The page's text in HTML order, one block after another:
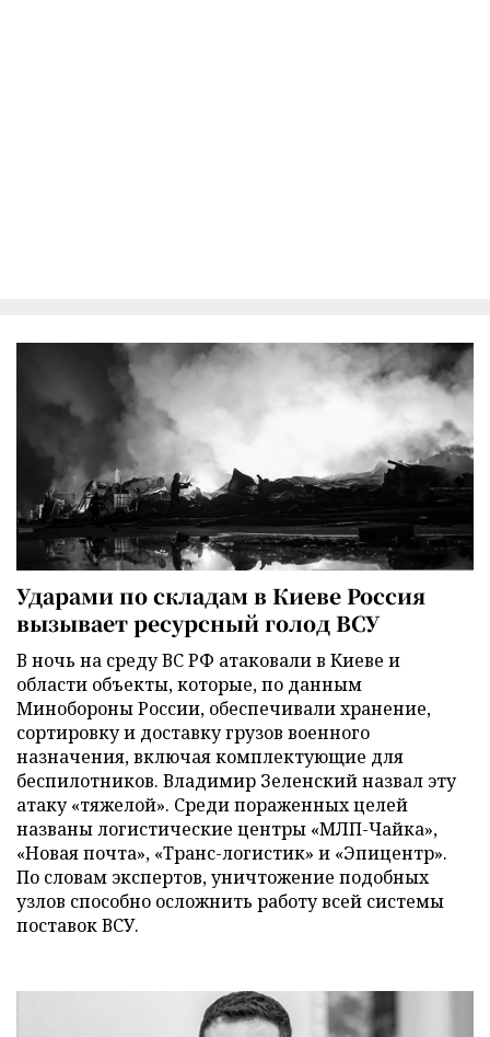
Ударами по складам в Киеве Россия
вызывает ресурсный голод ВСУ
В ночь на среду ВС РФ атаковали в Киеве и
области объекты, которые, по данным
Минобороны России, обеспечивали хранение,
сортировку и доставку грузов военного
назначения, включая комплектующие для
беспилотников. Владимир Зеленский назвал эту
атаку «тяжелой». Среди пораженных целей
названы логистические центры «МЛП-Чайка»,
«Новая почта», «Транс-логистик» и «Эпицентр».
По словам экспертов, уничтожение подобных
узлов способно осложнить работу всей системы
поставок ВСУ.